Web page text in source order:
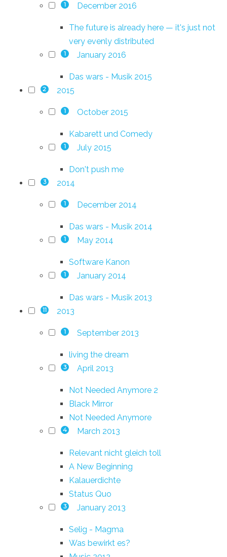
1 December 2016
The future is already here — it's just not
very evenly distributed
1 January 2016
Das wars - Musik 2015
2 2015
1 October 2015
Kabarett und Comedy
1 July 2015
Don't push me
3 2014
1 December 2014
Das wars - Musik 2014
1 May 2014
Software Kanon
1 January 2014
Das wars - Musik 2013
11 2013
1 September 2013
living the dream
3 April 2013
Not Needed Anymore 2
Black Mirror
Not Needed Anymore
4 March 2013
Relevant nicht gleich toll
A New Beginning
Kalauerdichte
Status Quo
3 January 2013
Selig - Magma
Was bewirkt es?